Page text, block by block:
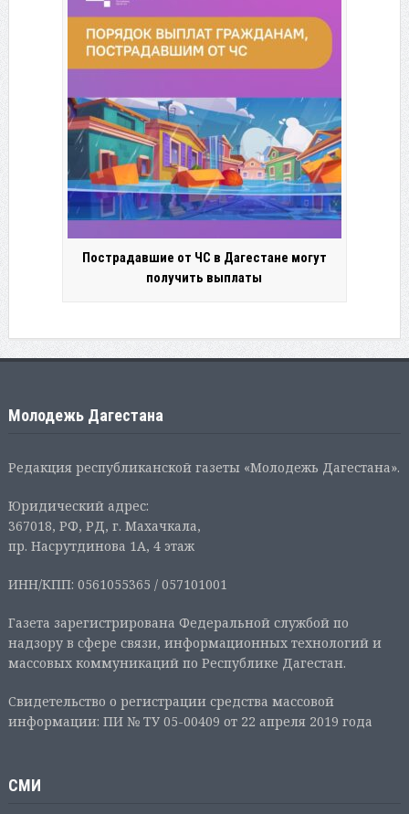
Пострадавшие от ЧС в Дагестане могут
получить выплаты
Молодежь Дагестана
Редакция республиканской газеты «Молодежь Дагестана».
Юридический адрес:
367018, РФ, РД, г. Махачкала,
пр. Насрутдинова 1А, 4 этаж
ИНН/КПП: 0561055365 / 057101001
Газета зарегистрирована Федеральной службой по
надзору в сфере связи, информационных технологий и
массовых коммуникаций по Республике Дагестан.
Свидетельство о регистрации средства массовой
информации: ПИ № ТУ 05-00409 от 22 апреля 2019 года
СМИ